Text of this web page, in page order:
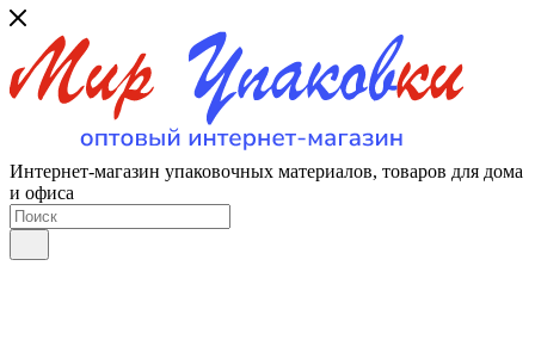
Интернет-магазин упаковочных материалов, товаров для дома
и офиса